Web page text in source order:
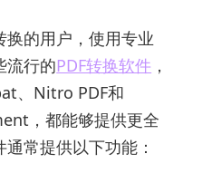
换的用户，使用专业
流行的PDF转换软件 ，
、Nitro PDF和
，都能够提供更全
常提供以下功能：